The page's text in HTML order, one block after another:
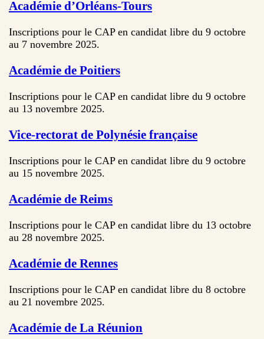
Académie d’Orléans-Tours
Inscriptions pour le CAP en candidat libre du 9 octobre
au 7 novembre 2025.
Académie de Poitiers
Inscriptions pour le CAP en candidat libre du 9 octobre
au 13 novembre 2025.
Vice-rectorat de Polynésie française
Inscriptions pour le CAP en candidat libre du 9 octobre
au 15 novembre 2025.
Académie de Reims
Inscriptions pour le CAP en candidat libre du 13 octobre
au 28 novembre 2025.
Académie de Rennes
Inscriptions pour le CAP en candidat libre du 8 octobre
au 21 novembre 2025.
Académie de La Réunion